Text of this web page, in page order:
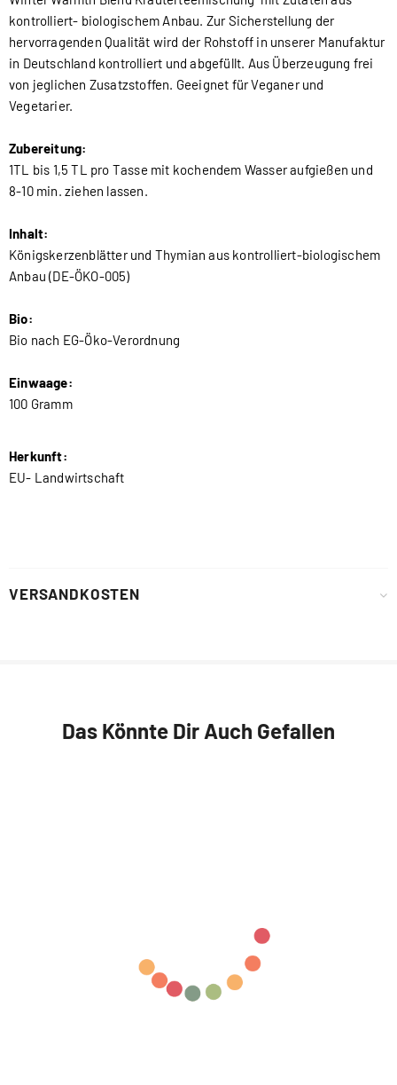
kontrolliert- biologischem Anbau. Zur Sicherstellung der
hervorragenden Qualität wird der Rohstoff in unserer Manufaktur
in Deutschland kontrolliert und abgefüllt. Aus Überzeugung frei
von jeglichen Zusatzstoffen. Geeignet für Veganer und
Vegetarier.
Zubereitung:
1TL bis 1,5 TL pro Tasse mit kochendem Wasser aufgießen und
8-10 min. ziehen lassen.
Inhalt:
Königskerzenblätter und Thymian aus kontrolliert-biologischem
Anbau (DE-ÖKO-005)
Bio:
Bio nach EG-Öko-Verordnung
Einwaage:
100 Gramm
Herkunft:
EU- Landwirtschaft
VERSANDKOSTEN
Das Könnte Dir Auch Gefallen